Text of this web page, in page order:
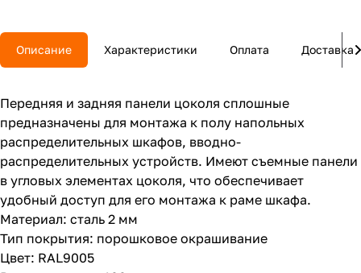
Описание Характеристики Оплата Доставка
Передняя и задняя панели цоколя сплошные
предназначены для монтажа к полу напольных
распределительных шкафов, вводно-
распределительных устройств. Имеют съемные панели
в угловых элементах цоколя, что обеспечивает
удобный доступ для его монтажа к раме шкафа.
Материал: сталь 2 мм
Тип покрытия: порошковое окрашивание
Цвет: RAL9005